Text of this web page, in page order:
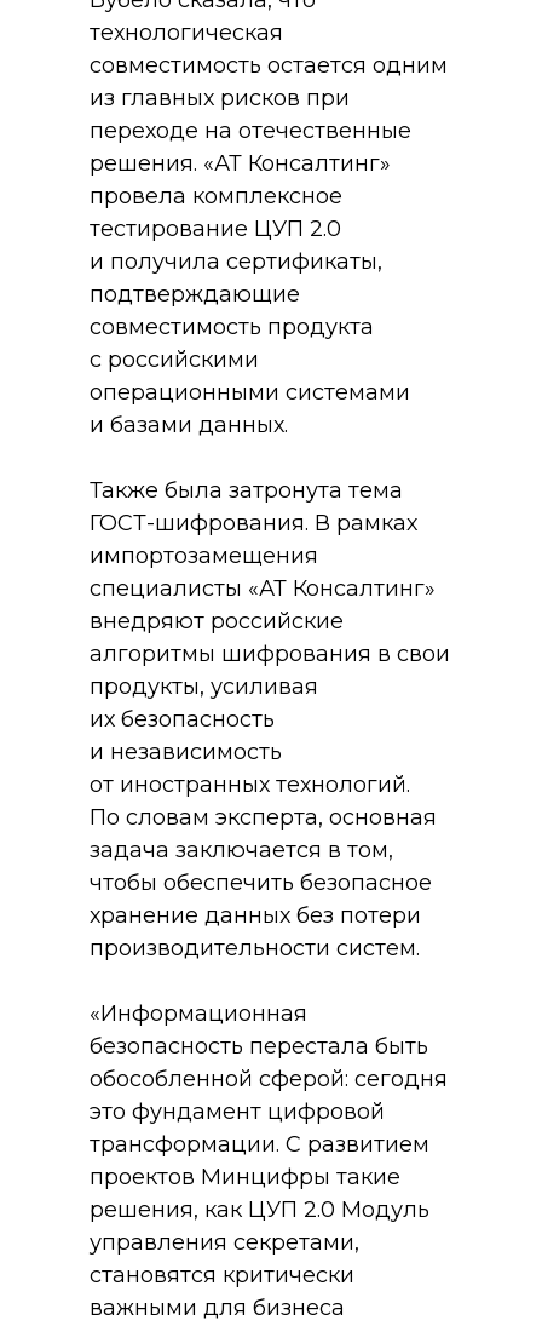
технологическая
совместимость остается одним
из главных рисков при
переходе на отечественные
решения. «АТ Консалтинг»
провела комплексное
тестирование ЦУП 2.0
и получила сертификаты,
подтверждающие
совместимость продукта
с российскими
операционными системами
и базами данных.
Также была затронута тема
ГОСТ-шифрования. В рамках
импортозамещения
специалисты «АТ Консалтинг»
внедряют российские
алгоритмы шифрования в свои
продукты, усиливая
их безопасность
и независимость
от иностранных технологий.
По словам эксперта, основная
задача заключается в том,
чтобы обеспечить безопасное
хранение данных без потери
производительности систем.
«Информационная
безопасность перестала быть
обособленной сферой: сегодня
это фундамент цифровой
трансформации. С развитием
проектов Минцифры такие
решения, как ЦУП 2.0 Модуль
управления секретами,
становятся критически
важными для бизнеса